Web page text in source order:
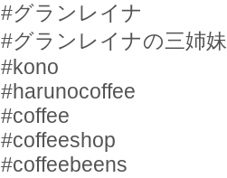
#グランレイナ
#グランレイナの三姉妹
#kono
#harunocoffee
#coffee
#coffeeshop
#coffeebeens